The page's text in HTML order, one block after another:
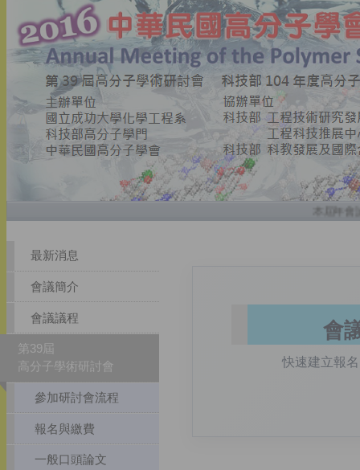
本屆年會論
最新消息
會議簡介
會議議程
第39屆
高分子學術研討會
參加研討會流程
報名與繳費
一般口頭論文
會
快速建立報